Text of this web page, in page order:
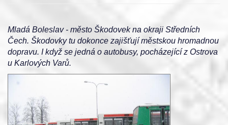
Mladá Boleslav - město Škodovek na okraji Středních
Čech. Škodovky tu dokonce zajišťují městskou hromadnou
dopravu. I když se jedná o autobusy, pocházející z Ostrova
u Karlových Varů.